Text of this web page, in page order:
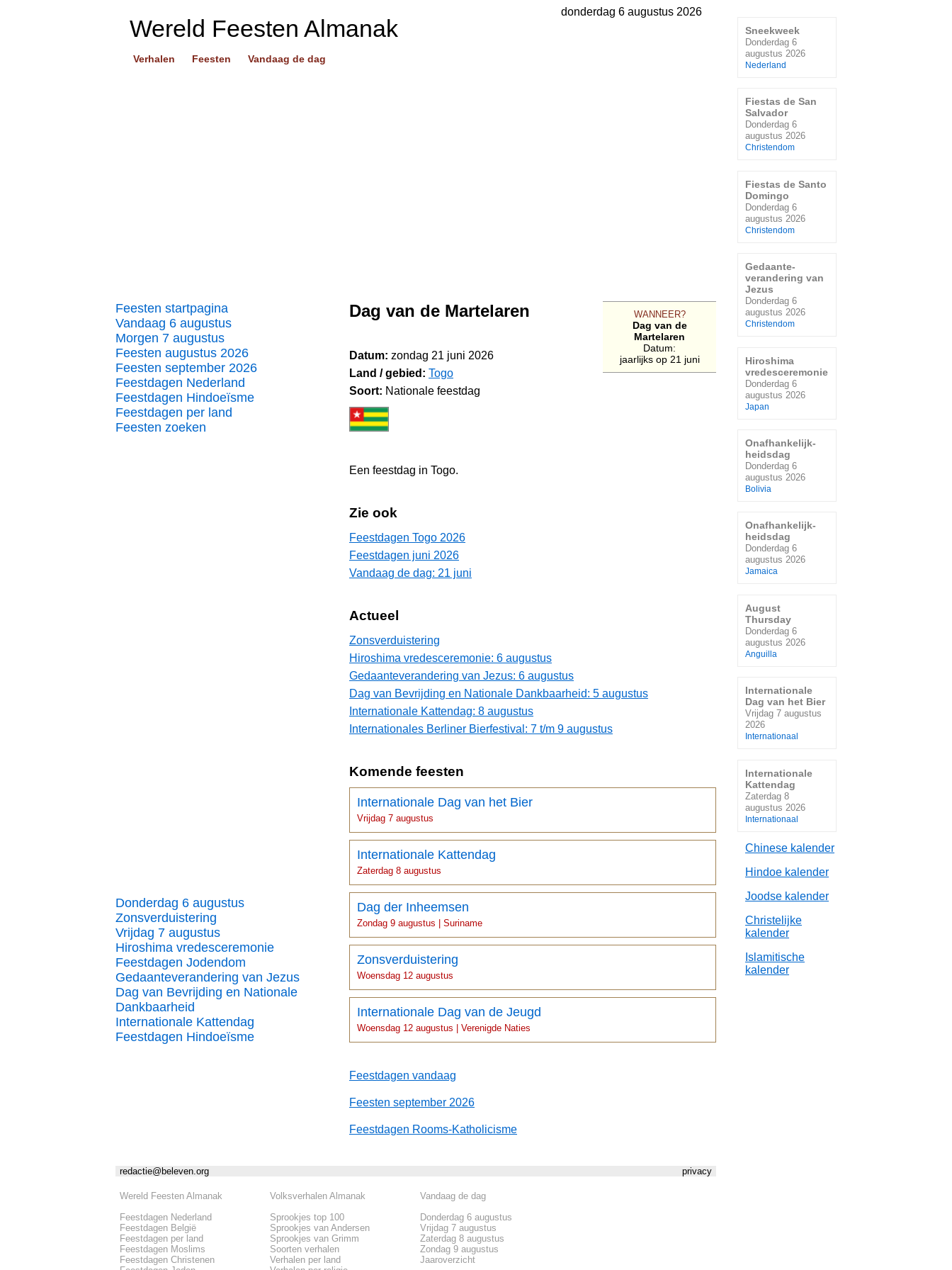
donderdag 6 augustus 2026
Wereld Feesten Almanak
Verhalen Feesten Vandaag de dag
Feesten startpagina
Vandaag 6 augustus
Morgen 7 augustus
Feesten augustus 2026
Feesten september 2026
Feestdagen Nederland
Feestdagen Hindoeïsme
Feestdagen per land
Feesten zoeken
Donderdag 6 augustus
Zonsverduistering
Vrijdag 7 augustus
Hiroshima vredesceremonie
Feestdagen Jodendom
Gedaanteverandering van Jezus
Dag van Bevrijding en Nationale
Dankbaarheid
Internationale Kattendag
Feestdagen Hindoeïsme
WANNEER?
Dag van de
Martelaren
Datum:
jaarlijks op 21 juni
Dag van de Martelaren
Datum: zondag 21 juni 2026
Land / gebied: Togo
Soort: Nationale feestdag
Een feestdag in Togo.
Zie ook
Feestdagen Togo 2026
Feestdagen juni 2026
Vandaag de dag: 21 juni
Actueel
Zonsverduistering
Hiroshima vredesceremonie: 6 augustus
Gedaanteverandering van Jezus: 6 augustus
Dag van Bevrijding en Nationale Dankbaarheid: 5 augustus
Internationale Kattendag: 8 augustus
Internationales Berliner Bierfestival: 7 t/m 9 augustus
Komende feesten
Internationale Dag van het Bier
Vrijdag 7 augustus
Internationale Kattendag
Zaterdag 8 augustus
Dag der Inheemsen
Zondag 9 augustus | Suriname
Zonsverduistering
Woensdag 12 augustus
Internationale Dag van de Jeugd
Woensdag 12 augustus | Verenigde Naties
Feestdagen vandaag
Feesten september 2026
Feestdagen Rooms-Katholicisme
privacy
redactie@beleven.org
Wereld Feesten Almanak
Feestdagen Nederland
Feestdagen België
Feestdagen per land
Feestdagen Moslims
Feestdagen Christenen
Volksverhalen Almanak
Sprookjes top 100
Sprookjes van Andersen
Sprookjes van Grimm
Soorten verhalen
Verhalen per land
Vandaag de dag
Donderdag 6 augustus
Vrijdag 7 augustus
Zaterdag 8 augustus
Zondag 9 augustus
Jaaroverzicht
Sneekweek
Donderdag 6
augustus 2026
Nederland
Fiestas de San
Salvador
Donderdag 6
augustus 2026
Christendom
Fiestas de Santo
Domingo
Donderdag 6
augustus 2026
Christendom
Gedaante-
verandering van
Jezus
Donderdag 6
augustus 2026
Christendom
Hiroshima
vredesceremonie
Donderdag 6
augustus 2026
Japan
Onafhankelijk-
heidsdag
Donderdag 6
augustus 2026
Bolivia
Onafhankelijk-
heidsdag
Donderdag 6
augustus 2026
Jamaica
August
Thursday
Donderdag 6
augustus 2026
Anguilla
Internationale
Dag van het Bier
Vrijdag 7 augustus
2026
Internationaal
Internationale
Kattendag
Zaterdag 8
augustus 2026
Internationaal
Chinese kalender
Hindoe kalender
Joodse kalender
Christelijke
kalender
Islamitische
kalender